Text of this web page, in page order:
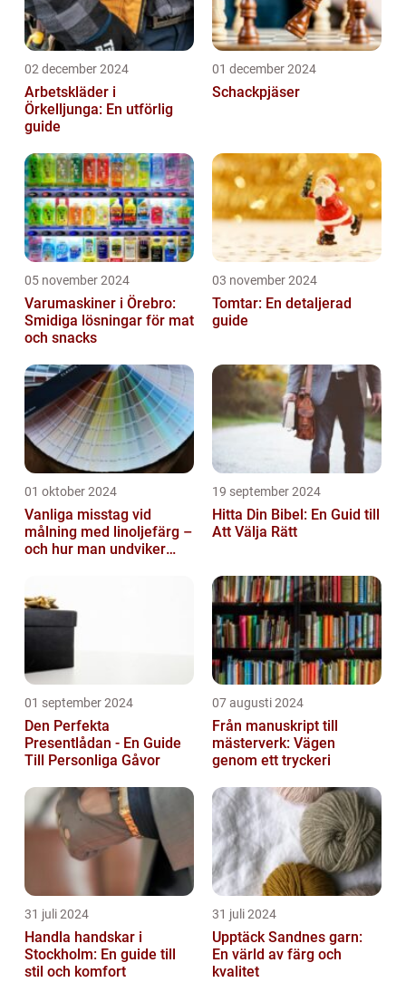
02 december 2024
Arbetskläder i
Örkelljunga: En utförlig
guide
01 december 2024
Schackpjäser
05 november 2024
Varumaskiner i Örebro:
Smidiga lösningar för mat
och snacks
03 november 2024
Tomtar: En detaljerad
guide
01 oktober 2024
Vanliga misstag vid
målning med linoljefärg –
och hur man undviker
19 september 2024
Hitta Din Bibel: En Guid till
Att Välja Rätt
01 september 2024
Den Perfekta
Presentlådan - En Guide
Till Personliga Gåvor
07 augusti 2024
Från manuskript till
mästerverk: Vägen
genom ett tryckeri
31 juli 2024
Handla handskar i
Stockholm: En guide till
stil och komfort
31 juli 2024
Upptäck Sandnes garn:
En värld av färg och
kvalitet